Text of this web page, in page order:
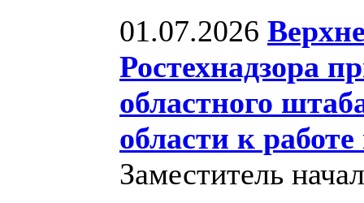
01.07.2026
Ростехнадзора
областного
области к
Заместитель